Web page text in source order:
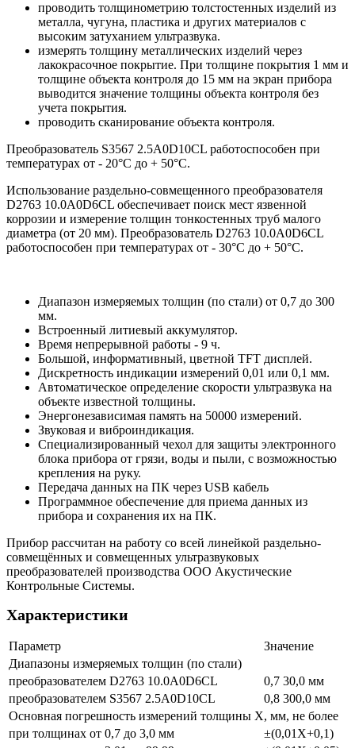
проводить толщинометрию толстостенных изделий из
металла, чугуна, пластика и других материалов с
высоким затуханием ультразвука.
измерять толщину металлических изделий через
лакокрасочное покрытие. При толщине покрытия 1 мм и
толщине объекта контроля до 15 мм на экран прибора
выводится значение толщины объекта контроля без
учета покрытия.
проводить сканирование объекта контроля.
Преобразователь S3567 2.5A0D10CL работоспособен при
температурах от - 20°С до + 50°С.
Использование раздельно-совмещенного преобразователя
D2763 10.0A0D6CL обеспечивает поиск мест язвенной
коррозии и измерение толщин тонкостенных труб малого
диаметра (от 20 мм). Преобразователь D2763 10.0A0D6CL
работоспособен при температурах от - 30°С до + 50°С.
Диапазон измеряемых толщин (по стали) от 0,7 до 300
мм.
Встроенный литиевый аккумулятор.
Время непрерывной работы - 9 ч.
Большой, информативный, цветной TFT дисплей.
Дискретность индикации измерений 0,01 или 0,1 мм.
Автоматическое определение скорости ультразвука на
объекте известной толщины.
Энергонезависимая память на 50000 измерений.
Звуковая и виброиндикация.
Специализированный чехол для защиты электронного
блока прибора от грязи, воды и пыли, с возможностью
крепления на руку.
Передача данных на ПК через USB кабель
Программное обеспечение для приема данных из
прибора и сохранения их на ПК.
Прибор рассчитан на работу со всей линейкой раздельно-
совмещённых и совмещенных ультразвуковых
преобразователей производства ООО Акустические
Контрольные Системы.
Характеристики
Параметр
Значение
Диапазоны измеряемых толщин (по стали)
преобразователем D2763 10.0A0D6CL
0,7 30,0 мм
преобразователем S3567 2.5A0D10CL
0,8 300,0 мм
Основная погрешность измерений толщины Х, мм, не более
при толщинах от 0,7 до 3,0 мм
±(0,01Х+0,1)